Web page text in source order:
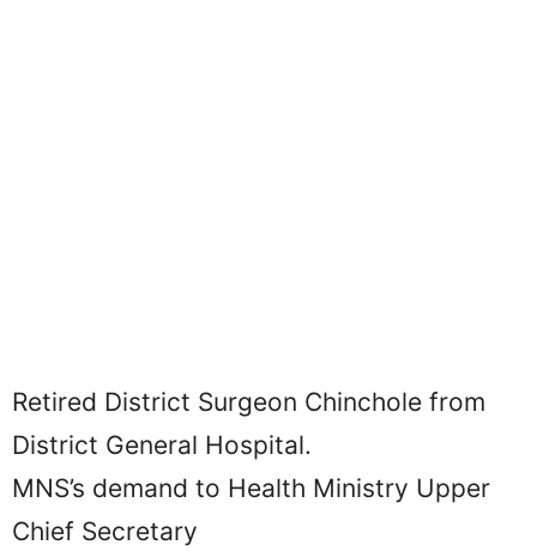
Retired District Surgeon Chinchole from
District General Hospital.
MNS’s demand to Health Ministry Upper
Chief Secretary